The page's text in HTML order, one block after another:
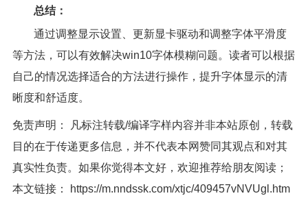
总结：
通过调整显示设置、更新显卡驱动和调整字体平滑度
等方法，可以有效解决win10字体模糊问题。读者可以根据
自己的情况选择适合的方法进行操作，提升字体显示的清
晰度和舒适度。
免责声明： 凡标注转载/编译字样内容并非本站原创，转载
目的在于传递更多信息，并不代表本网赞同其观点和对其
真实性负责。如果你觉得本文好，欢迎推荐给朋友阅读；
本文链接：
https://m.nndssk.com/xtjc/409457vNVUgl.htm